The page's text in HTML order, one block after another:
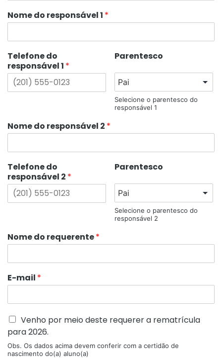
Nome do responsável 1 *
Telefone do
responsável 1 *
Parentesco
Selecione o parentesco do
responsável 1
Nome do responsável 2 *
Telefone do
responsável 2 *
Parentesco
Selecione o parentesco do
responsável 2
Nome do requerente*
E-mail *
Venho por meio deste requerer a rematrícula
para 2026.
Obs. Os dados acima devem conferir com a certidão de
nascimento do(a) aluno(a)